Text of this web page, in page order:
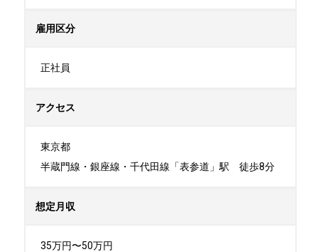
雇用区分
正社員
アクセス
東京都
半蔵門線・銀座線・千代田線「表参道」駅　徒歩8分
想定月収
35万円〜50万円